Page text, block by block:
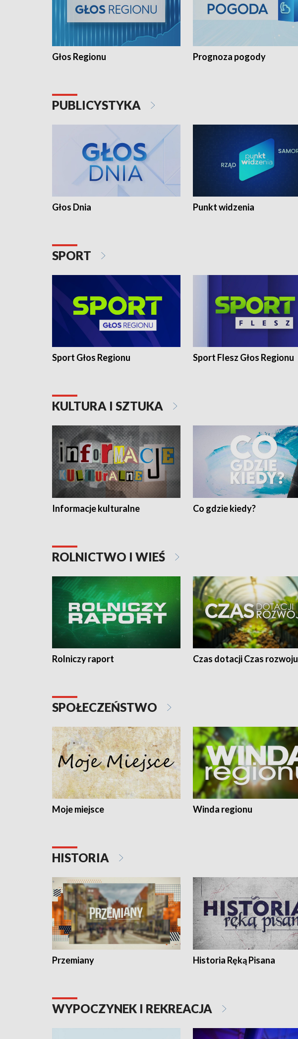
Głos Regionu Prognoza pogody
PUBLICYSTYKA
Głos Dnia Punkt widzenia
SPORT
Sport Głos Regionu Sport Flesz Głos Regionu
KULTURA I SZTUKA
Informacje kulturalne Co gdzie kiedy?
ROLNICTWO I WIEŚ
Rolniczy raport Czas dotacji Czas rozwoju
SPOŁECZEŃSTWO
Moje miejsce Winda regionu
HISTORIA
Przemiany Historia Ręką Pisana
WYPOCZYNEK I REKREACJA